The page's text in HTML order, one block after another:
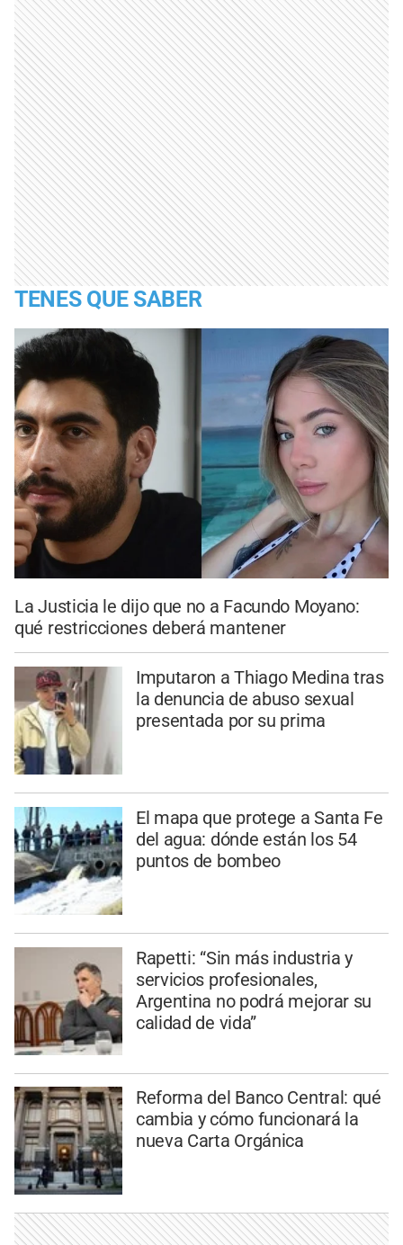
TENES QUE SABER
La Justicia le dijo que no a Facundo Moyano:
qué restricciones deberá mantener
Imputaron a Thiago Medina tras
la denuncia de abuso sexual
presentada por su prima
El mapa que protege a Santa Fe
del agua: dónde están los 54
puntos de bombeo
Rapetti: “Sin más industria y
servicios profesionales,
Argentina no podrá mejorar su
calidad de vida”
Reforma del Banco Central: qué
cambia y cómo funcionará la
nueva Carta Orgánica